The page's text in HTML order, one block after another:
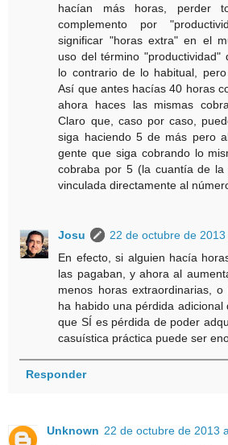
hacían más horas, perder
complemento por
significar "horas extra" en el
uso del término "productividad"
lo contrario de lo habitual,
Así que antes hacías 40 horas
ahora haces las mismas
Claro que, caso por caso,
siga haciendo 5 de más pero
gente que siga cobrando lo
cobraba por 5 (la cuantía de la
vinculada directamente al
Josu
22 de octubre de
En efecto, si alguien hacía
las pagaban, y ahora al
menos horas extraordinarias, o
ha habido una pérdida adicional
que SÍ es pérdida de poder
casuística práctica puede ser
Responder
Unknown 22 de octubre de 2013